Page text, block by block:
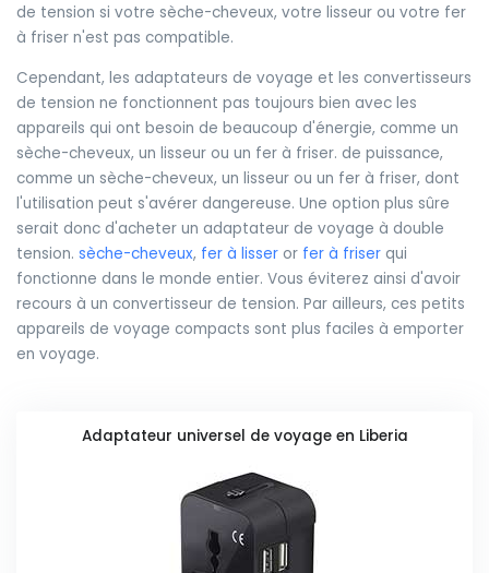
de tension si votre sèche-cheveux, votre lisseur ou votre fer
à friser n'est pas compatible.
Cependant, les adaptateurs de voyage et les convertisseurs
de tension ne fonctionnent pas toujours bien avec les
appareils qui ont besoin de beaucoup d'énergie, comme un
sèche-cheveux, un lisseur ou un fer à friser. de puissance,
comme un sèche-cheveux, un lisseur ou un fer à friser, dont
l'utilisation peut s'avérer dangereuse. Une option plus sûre
serait donc d'acheter un adaptateur de voyage à double
tension. sèche-cheveux, fer à lisser or fer à friser qui
fonctionne dans le monde entier. Vous éviterez ainsi d'avoir
recours à un convertisseur de tension. Par ailleurs, ces petits
appareils de voyage compacts sont plus faciles à emporter
en voyage.
Adaptateur universel de voyage en Liberia